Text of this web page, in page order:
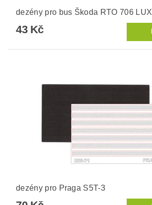
dezény pro bus Škoda RTO 706 LUX
43 Kč
dezény pro Praga S5T-3